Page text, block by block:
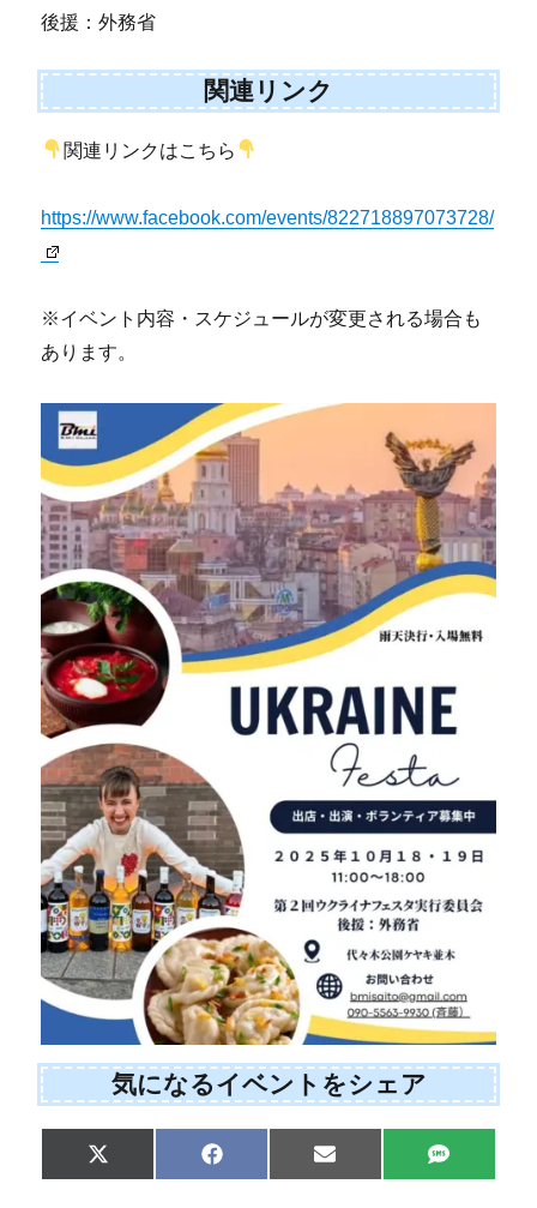
後援：外務省
関連リンク
関連リンクはこちら
https://www.facebook.com/events/822718897073728/
※イベント内容・スケジュールが変更される場合も
あります。
気になるイベントをシェア
Share
on
X
(
Share
on
F
a
Share
on
E
m
Share
on
S
M